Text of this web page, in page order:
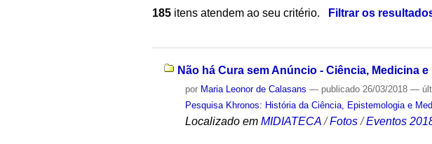
185 itens atendem ao seu critério.
Filtrar os
Não há Cura sem Anúncio - Ciência, Medicina
por Maria Leonor de Calasans — publicado 26/03/2018—
Pesquisa Khronos: História da Ciência, Epistemologia e
Localizado em MIDIATECA /Fotos /Eventos